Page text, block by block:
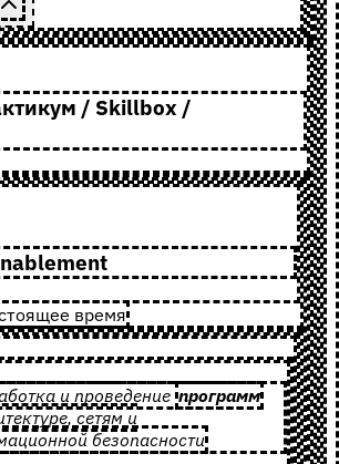
/ Skillbox /
время
и проведение программ
сетям и
безопасности